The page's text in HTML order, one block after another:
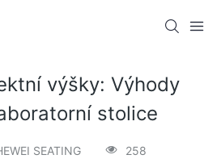
výšky: Výhody
stolice
SEATING 258